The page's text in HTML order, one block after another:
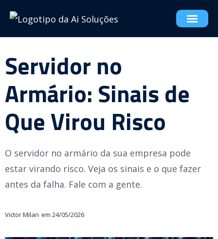
Servidor no
Armário: Sinais de
Que Virou Risco
O servidor no armário da sua empresa pode
estar virando risco. Veja os sinais e o que fazer
antes da falha. Fale com a gente.
Victor Milan em 24/05/2026